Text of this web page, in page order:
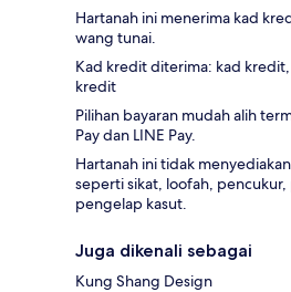
Hartanah ini menerima kad
wang tunai.
Kad kredit diterima: kad
kredit
Pilihan bayaran mudah alih
Pay dan LINE Pay.
Hartanah ini tidak
seperti sikat, loofah,
pengelap kasut.
Juga dikenali sebagai
Kung Shang Design